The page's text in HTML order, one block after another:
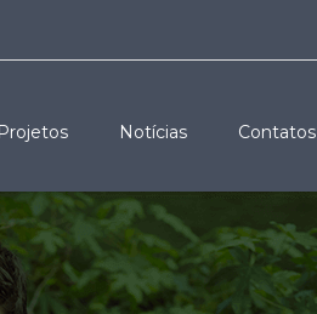
Projetos Notícias Contatos